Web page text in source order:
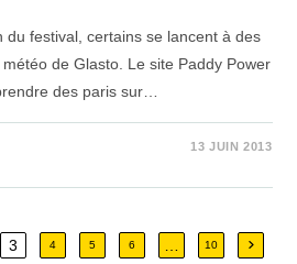
du festival, certains se lancent à des
de Glasto. Le site Paddy Power
des paris sur…
13 JUIN 2013
page
3 4 5 6 10 Aller à